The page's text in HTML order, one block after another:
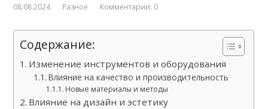
08.08.2024 Разное Комментарии: 0
Содержание:
Изменение инструментов и оборудования
Влияние на качество и производительность
Новые материалы и методы
Влияние на дизайн и эстетику